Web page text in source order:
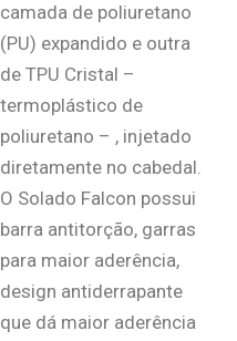
camada de poliuretano
(PU) expandido e outra
de TPU Cristal –
termoplástico de
poliuretano – , injetado
diretamente no cabedal.
O Solado Falcon possui
barra antitorção, garras
para maior aderência,
design antiderrapante
que dá maior aderência